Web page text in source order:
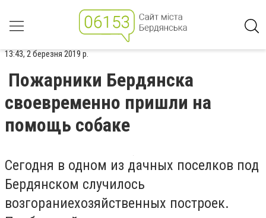
13:43, 2 березня 2019 р.
Пожарники Бердянска
своевременно пришли на
помощь собаке
Сегодня в одном из дачных поселков под
Бердянском случилось
возгораниехозяйственных построек.